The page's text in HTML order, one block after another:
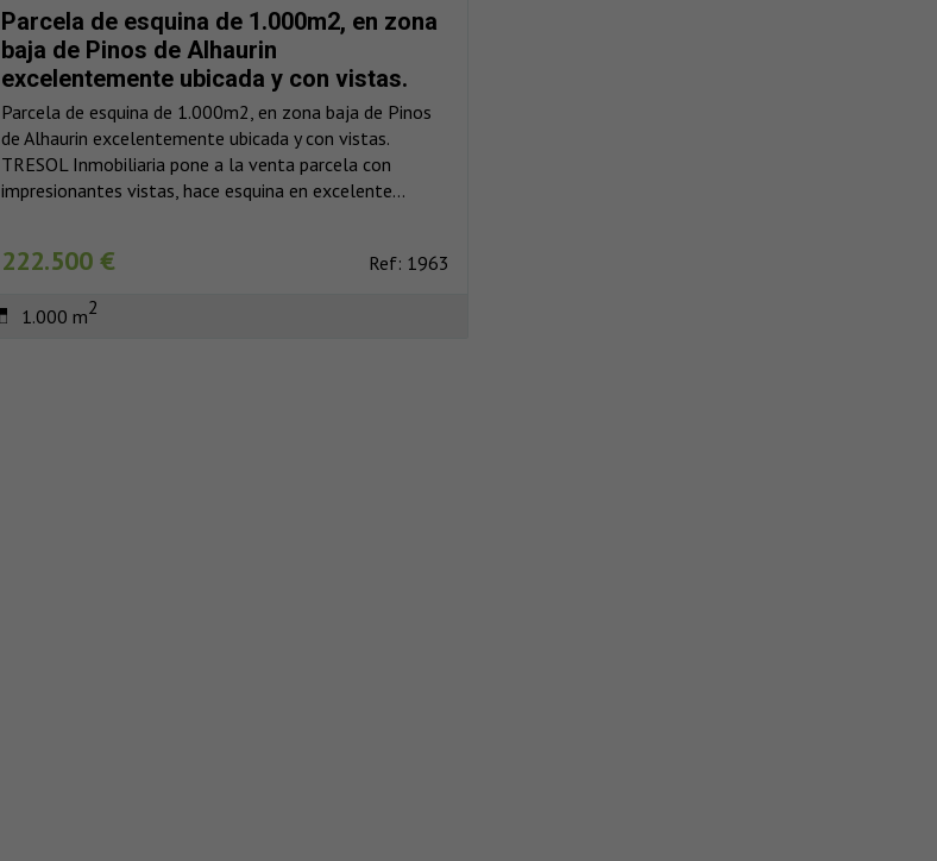
Parcela de esquina de 1.000m2, en zona
baja de Pinos de Alhaurin
excelentemente ubicada y con vistas.
Parcela de esquina de 1.000m2, en zona baja de Pinos
de Alhaurin excelentemente ubicada y con vistas.
TRESOL Inmobiliaria pone a la venta parcela con
impresionantes vistas, hace esquina en excelente...
222.500 € Ref: 1963
1.000 m2